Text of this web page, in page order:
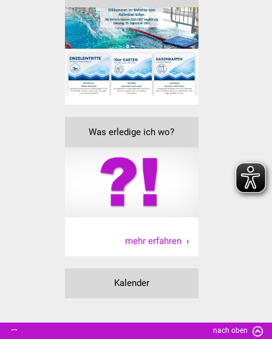
Kinder- und
Familienzentrum
Stadtwerke
Suenergie
Ärzte und Apotheken
Pflege von Angehörigen
Hitzewarnung / UV-
ÖPNV
Was erledige ich wo?
mehr erfahren
Kalender
nach oben